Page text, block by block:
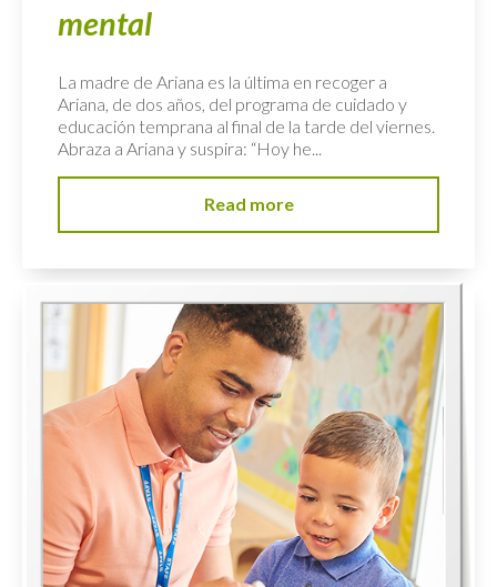
mental
La madre de Ariana es la última en recoger a
Ariana, de dos años, del programa de cuidado y
educación temprana al final de la tarde del viernes.
Abraza a Ariana y suspira: “Hoy he...
Read more